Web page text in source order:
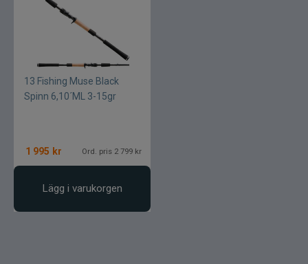
13 Fishing Muse Black
Spinn 6,10´ML 3-15gr
1 995 kr Ord. pris 2 799 kr
Lägg i varukorgen